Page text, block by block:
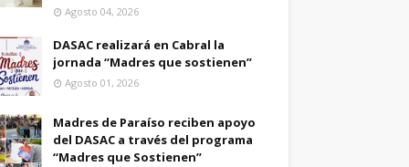
Agosto 04, 2026
DASAC realizará en Cabral la
jornada “Madres que sostienen”
Agosto 01, 2026
Madres de Paraíso reciben apoyo
del DASAC a través del programa
“Madres que Sostienen”